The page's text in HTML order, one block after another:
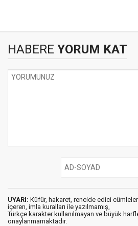
HABERE YORUM KAT
UYARI: Küfür, hakaret, rencide edici cümleler
içeren, imla kuralları ile yazılmamış,
Türkçe karakter kullanılmayan ve büyük
onaylanmamaktadır.